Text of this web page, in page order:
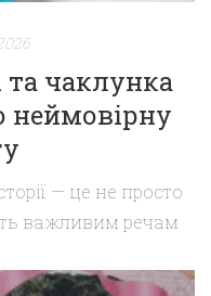
та чаклунка
неймовірну
— це не просто
важливим речам
чаклунка Жаба»